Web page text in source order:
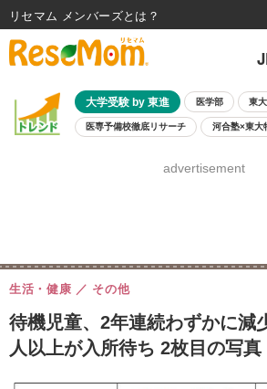
大学受験 by 東進 医学部 東
医専予備校徹底リサーチ 河合塾×東大
8月開催学校説明会・相談会
advertisement
待機児童、2年連続わずかに減
人以上が入所待ち 2枚目の写真
生活・健康 その他
リセマム メンバーズ